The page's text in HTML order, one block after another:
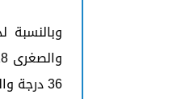
36 درجة والصغرى 21، وأسوان العظمى 37 درجة والصغرى 22.